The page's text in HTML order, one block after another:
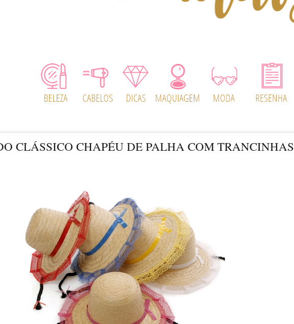
CLÁSSICO CHAPÉU DE PALHA COM TRANCINHAS